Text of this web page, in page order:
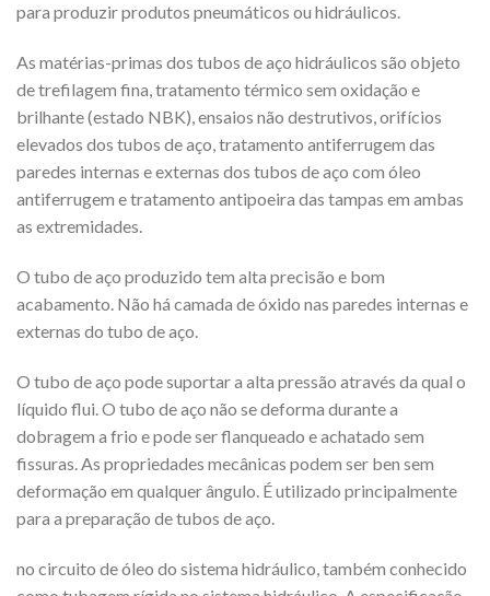
para produzir produtos pneumáticos ou hidráulicos.
As matérias-primas dos tubos de aço hidráulicos são objeto
de trefilagem fina, tratamento térmico sem oxidação e
brilhante (estado NBK), ensaios não destrutivos, orifícios
elevados dos tubos de aço, tratamento antiferrugem das
paredes internas e externas dos tubos de aço com óleo
antiferrugem e tratamento antipoeira das tampas em ambas
as extremidades.
O tubo de aço produzido tem alta precisão e bom
acabamento. Não há camada de óxido nas paredes internas e
externas do tubo de aço.
O tubo de aço pode suportar a alta pressão através da qual o
líquido flui. O tubo de aço não se deforma durante a
dobragem a frio e pode ser flanqueado e achatado sem
fissuras. As propriedades mecânicas podem ser ben sem
deformação em qualquer ângulo. É utilizado principalmente
para a preparação de tubos de aço.
no circuito de óleo do sistema hidráulico, também conhecido